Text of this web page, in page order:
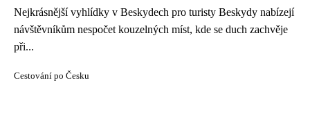
Nejkrásnější vyhlídky v Beskydech pro turisty Beskydy nabízejí
návštěvníkům nespočet kouzelných míst, kde se duch zachvěje
při...
Cestování po Česku